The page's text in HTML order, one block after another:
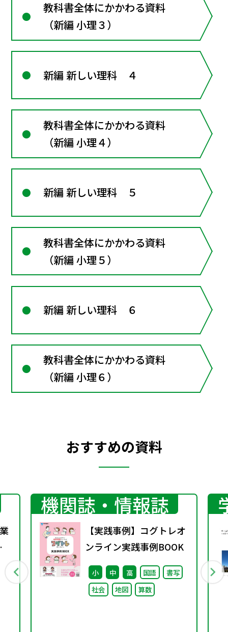
教科書全体にかかわる資料
（新編 小理３）
新編 新しい理科 ４
教科書全体にかかわる資料
（新編 小理４）
新編 新しい理科 ５
教科書全体にかかわる資料
（新編 小理５）
新編 新しい理科 ６
教科書全体にかかわる資料
（新編 小理６）
おすすめの資料
機関誌・情報誌
【実践事例】コグトレオ
ンライン実践事例BOOK
小 中 高 国語
書写
社会
地図 算数